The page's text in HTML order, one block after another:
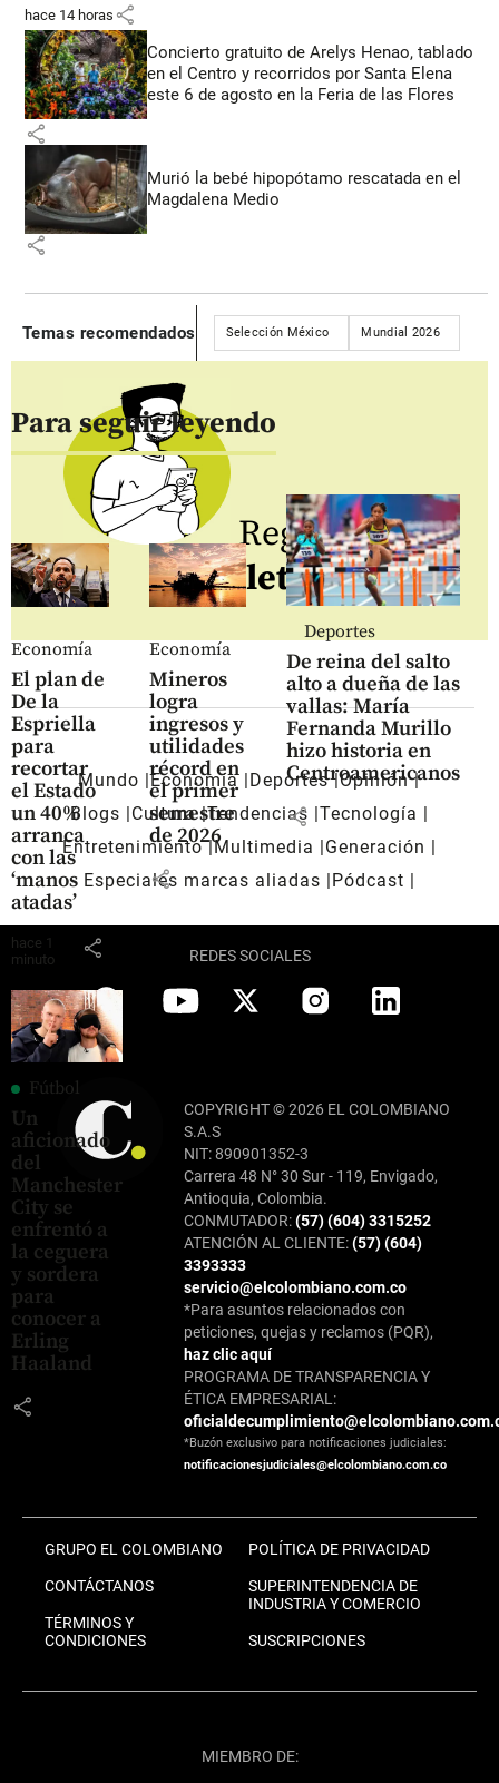
hace 14 horas share
Concierto gratuito de Arelys Henao, tablado
en el Centro y recorridos por Santa Elena
este 6 de agosto en la Feria de las Flores
share
Murió la bebé hipopótamo rescatada en el
Magdalena Medio
share
Temas recomendados Selección México Mundial 2026
Para seguir leyendo
Economía
El plan de
De la
Espriella
para
recortar
el Estado
un 40%
arranca
con las
‘manos
atadas’
hace 1
minuto
share
Economía
Mineros
logra
ingresos y
utilidades
récord en
el primer
semestre
de 2026
share
Deportes
De reina del salto
alto a dueña de las
vallas: María
Fernanda Murillo
hizo historia en
Centroamericanos
share
Fútbol
Un
aficionado
del
Manchester
City se
enfrentó a
la ceguera
y sordera
para
conocer a
Erling
Haaland
share
Regístrate al
newsletter
Mundo Economía Deportes Opinión
Blogs
Cultura Tendencias Tecnología
Entretenimiento Multimedia
Generación
Especiales marcas aliadas
Pódcast
REDES SOCIALES
COPYRIGHT © 2026 EL COLOMBIANO
S.A.S
NIT: 890901352-3
Carrera 48 N° 30 Sur - 119, Envigado,
Antioquia, Colombia.
CONMUTADOR:(57) (604) 3315252
ATENCIÓN AL CLIENTE:(57) (604)
3393333
servicio@elcolombiano.com.co
*Para asuntos relacionados con
peticiones, quejas y reclamos (PQR),
haz clic aquí
PROGRAMA DE TRANSPARENCIA Y
ÉTICA EMPRESARIAL:
*Buzón exclusivo para notificaciones judiciales:
notificacionesjudiciales@elcolombiano.com.co
GRUPO EL COLOMBIANO
CONTÁCTANOS
TÉRMINOS Y
CONDICIONES
POLÍTICA DE PRIVACIDAD
SUPERINTENDENCIA DE
INDUSTRIA Y COMERCIO
SUSCRIPCIONES
MIEMBRO DE: